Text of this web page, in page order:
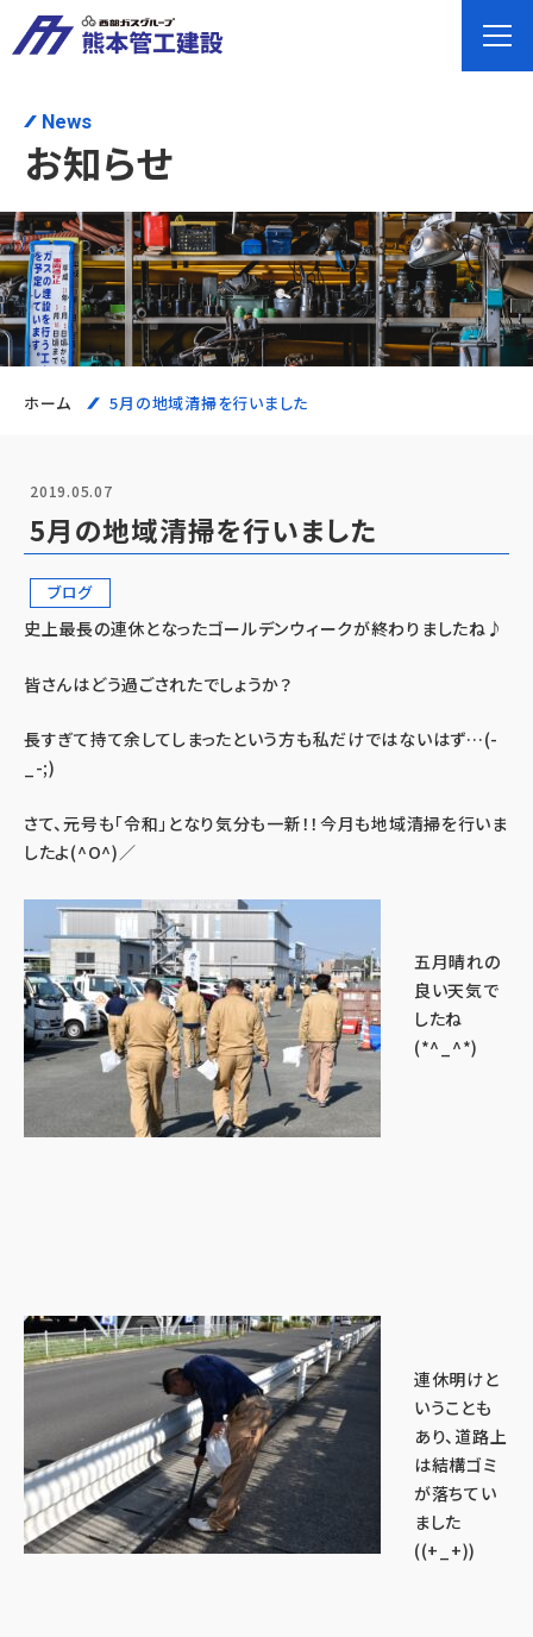
お知らせ
News
ホーム 5月の地域清掃を行いました
2019.05.07
5月の地域清掃を行いました
ブログ
史上最長の連休となったゴールデンウィークが終わりましたね♪
皆さんはどう過ごされたでしょうか？
長すぎて持て余してしまったという方も私だけではないはず…(-
_-;)
さて、元号も「令和」となり気分も一新！！今月も地域清掃を行いま
したよ(^O^)／
五月晴れの
良い天気で
したね
(*^_^*)
連休明けと
いうことも
あり、道路上
は結構ゴミ
が落ちてい
ました
((+_+))